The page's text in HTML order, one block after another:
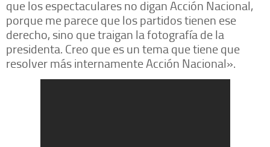
que los espectaculares no digan Acción Nacional,
porque me parece que los partidos tienen ese
derecho, sino que traigan la fotografía de la
presidenta. Creo que es un tema que tiene que
resolver más internamente Acción Nacional».